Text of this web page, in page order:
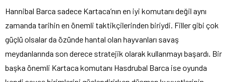
Hannibal Barca sadece Kartaca’nın en iyi komutanı değil aynı
zamanda tarihin en önemli taktikçilerinden biriydi. Filler gibi çok
güçlü olsalar da özünde hantal olan hayvanları savaş
meydanlarında son derece stratejik olarak kullanmayı başardı. Bir
başka önemli Kartaca komutanı Hasdrubal Barca ise oyunda